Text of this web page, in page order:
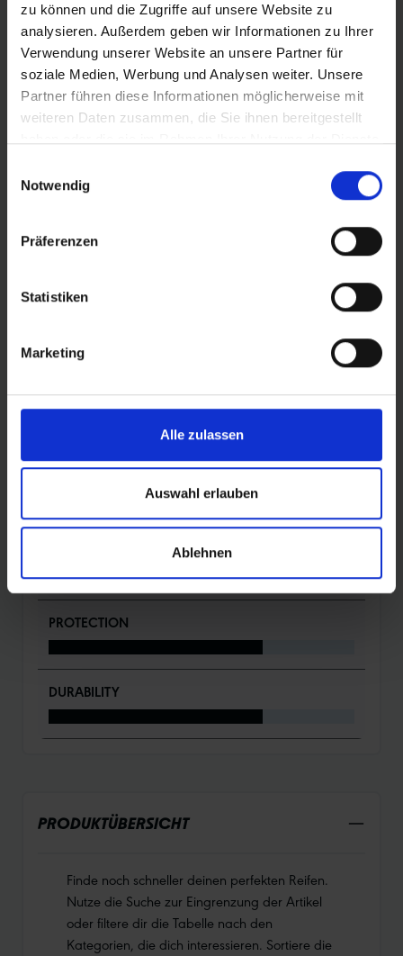
zu können und die Zugriffe auf unsere Website zu
analysieren. Außerdem geben wir Informationen zu Ihrer
Verwendung unserer Website an unsere Partner für
soziale Medien, Werbung und Analysen weiter. Unsere
Partner führen diese Informationen möglicherweise mit
weiteren Daten zusammen, die Sie ihnen bereitgestellt
Notwendig
Präferenzen
Statistiken
Marketing
Alle zulassen
Auswahl erlauben
Ablehnen
PRODUKTINFORMATIONEN
Ideal im unwegsamen Gelände, auf tiefen Böden und
sehr losen Untergründen. Gibt es in den Breiten 100, 110
Offenes Profil mit mittlerer Stollenhöhe für
ADDIX Compound
BEWERTUNGEN
PROTECTION
DURABILITY
PRODUKTÜBERSICHT
Finde noch schneller deinen perfekten Reifen.
Nutze die Suche zur Eingrenzung der Artikel
oder filtere dir die Tabelle nach den
Kategorien, die dich interessieren. Sortiere die